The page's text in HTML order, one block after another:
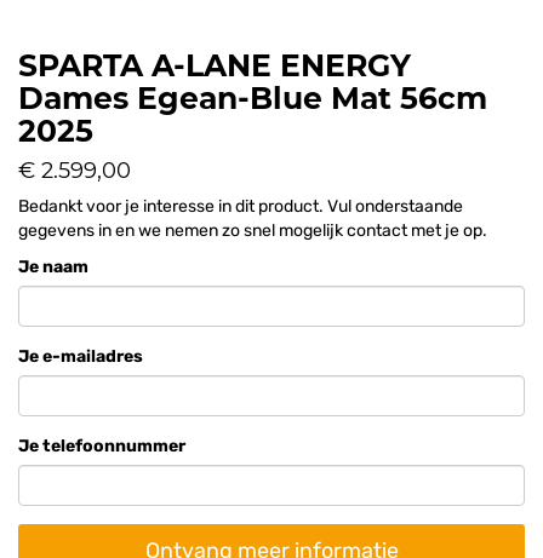
SPARTA A-LANE ENERGY
Dames Egean-Blue Mat 56cm
2025
€ 2.599,00
Bedankt voor je interesse in dit product. Vul onderstaande
gegevens in en we nemen zo snel mogelijk contact met je op.
Je naam
Je e-mailadres
Je telefoonnummer
Ontvang meer informatie